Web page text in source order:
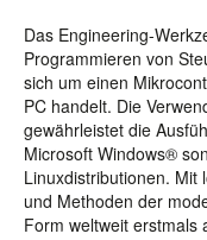
Das Engineering-
Programmieren von
sich um einen
PC handelt. Die
gewährleistet die
Microsoft Windows®
Linuxdistributionen. Mit
und Methoden der
Form weltweit erstmals